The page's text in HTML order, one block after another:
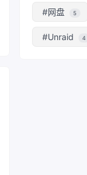
#网盘 5
#Unraid 4